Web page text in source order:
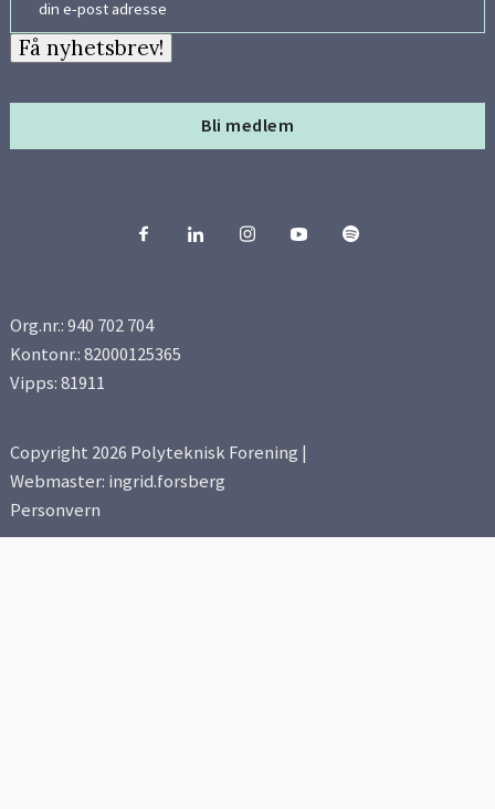
Bli medlem
Få nyhetsbrev!
Org.nr.: 940 702 704
Kontonr.: 82000125365
Vipps: 81911
Copyright 2026 Polyteknisk Forening |
Webmaster: ingrid.forsberg
Personvern